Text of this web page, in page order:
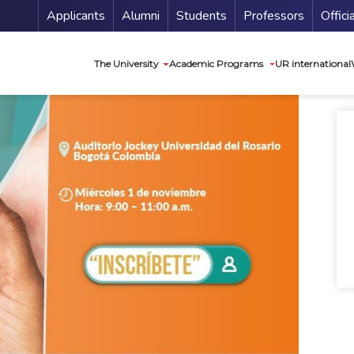
Menu Secundario
Applicants Alumni Students Professors
The University Academic Programs UR international